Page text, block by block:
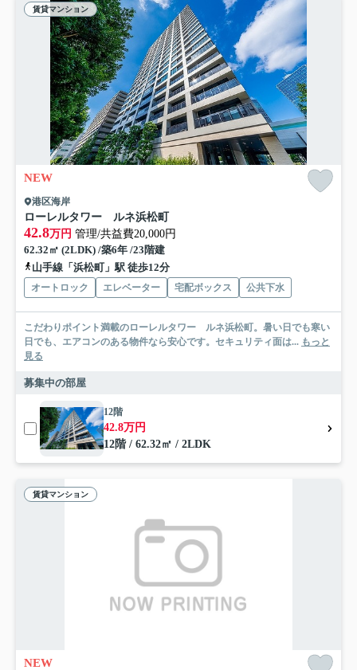
賃貸マンション
NEW
港区海岸
ローレルタワー ルネ浜松町
42.8万円 管理/共益費20,000円
62.32㎡ (2LDK) /築6年 /23階建
山手線「浜松町」駅 徒歩12分
オートロック エレベーター 宅配ボックス 公共下水
こだわりポイント満載のローレルタワー ルネ浜松町。暑い日でも寒い
日でも、エアコンのある物件なら安心です。セキュリティ面は... もっと
見る
募集中の部屋
12階
42.8万円
12階 / 62.32㎡ / 2LDK
賃貸マンション
NEW